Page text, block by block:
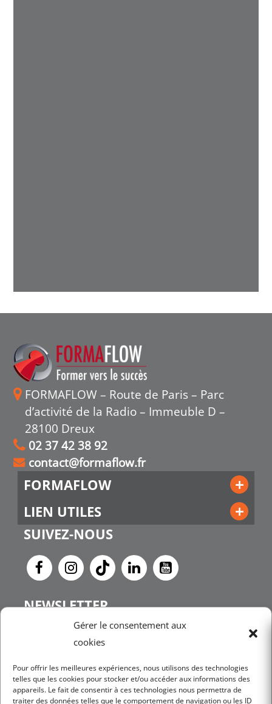
Gérer le consentement aux
cookies
Pour offrir les meilleures expériences, nous utilisons des technologies
telles que les cookies pour stocker et/ou accéder aux informations des
appareils. Le fait de consentir à ces technologies nous permettra de
traiter des données telles que le comportement de navigation ou les ID
FORMAFLOW – Route de Paris – Parc
d’activité de la Radio – Immeuble D –
28100 Dreux
02 37 42 38 92
contact@formaflow.fr
FORMAFLOW
LIEN UTILES
SUIVEZ-NOUS
NEWSLETTER